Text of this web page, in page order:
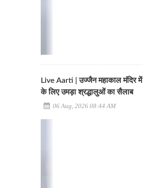
Live Aarti | उज्जैन महाकाल मंदिर
के लिए उमड़ा श्रद्धालुओं का सैलाब
06 Aug, 2026 08:44 AM